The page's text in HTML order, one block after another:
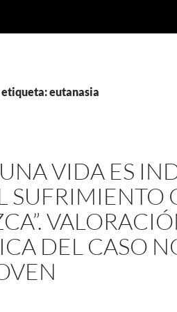
eutanasia
VIDA ES
SUFRIMIENTO
DEL CASO